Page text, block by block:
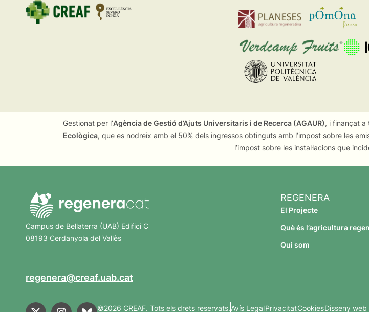
Gestionat per l’Agència de Gestió d’Ajuts Universitaris i de Recerca (AGAUR), i finançat a
Ecològica, que es nodreix amb el 50% dels ingressos obtinguts amb l’impost sobre les
l’impost sobre les instal·lacions que
Campus de Bellaterra (UAB) Edifici C
08193 Cerdanyola del Vallès
regenera@creaf.uab.cat
REGENERA
El Projecte
Què és l’agricultura
Qui som
©2026 CREAF. Tots els drets reservats.Avís LegalPrivacitatCookiesDisseny web